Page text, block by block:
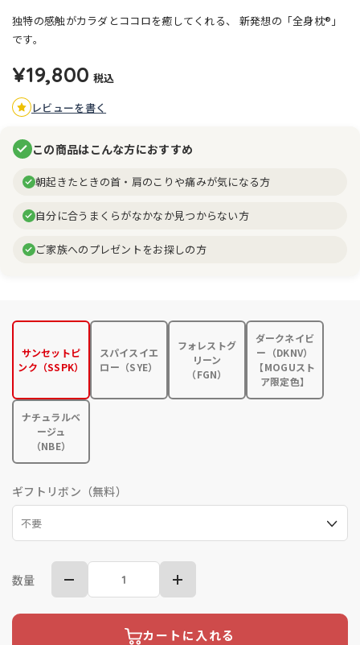
独特の感触がカラダとココロを癒してくれる、
新発想の「全身枕®」
です。
¥19,800 税込
レビューを書く
この商品はこんな方におすすめ
朝起きたときの首・肩のこりや痛みが気になる方
自分に合うまくらがなかなか見つからない方
ご家族へのプレゼントをお探しの方
サンセットピ
ンク（SSPK）
スパイスイエ
ロー（SYE）
フォレストグ
リーン
（FGN）
ダークネイビ
ー（DKNV）
【MOGUスト
ア限定色】
ナチュラルベ
ージュ
（NBE）
ギフトリボン（無料）
数量
カートに入れる